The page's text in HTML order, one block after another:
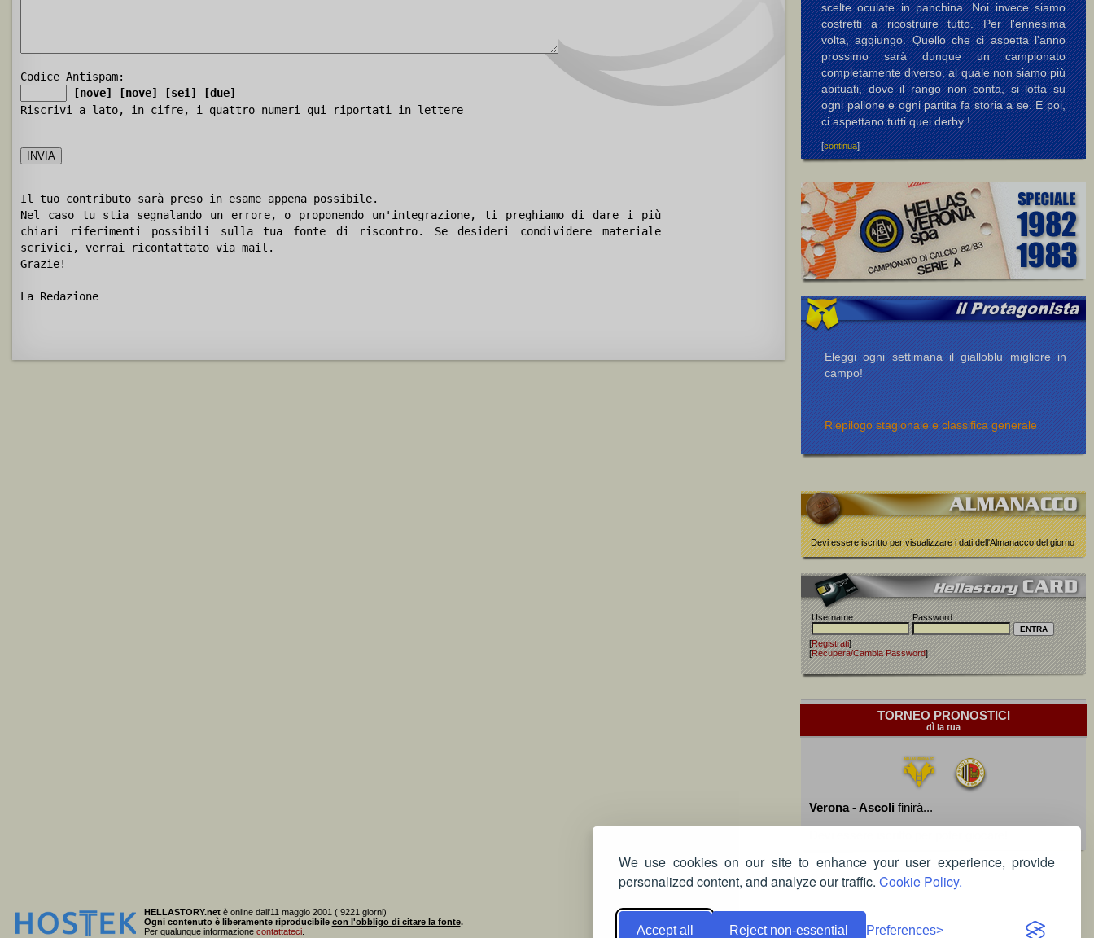
We use cookies on our site to enhance your user experience, provide
personalized content, and analyze our traffic. Cookie Policy.
Accept all Reject non-essential Preferences
Codice Antispam:
[nove]
[nove] [sei]
[due]
Riscrivi a lato, in cifre, i quattro numeri qui riportati in lettere
Il tuo contributo sarà preso in esame appena possibile.
Nel caso tu stia segnalando un errore, o proponendo un'integrazione, ti preghiamo di dare i più
chiari riferimenti possibili sulla tua fonte di riscontro. Se desideri condividere materiale
scrivici, verrai ricontattato via mail.
Grazie!
La Redazione
scelte oculate in panchina. Noi invece siamo
costretti a ricostruire tutto. Per l'ennesima
volta, aggiungo. Quello che ci aspetta l'anno
prossimo sarà dunque un campionato
completamente diverso, al quale non siamo più
abituati, dove il rango non conta, si lotta su
ogni pallone e ogni partita fa storia a se. E poi,
ci aspettano tutti quei derby !
[continua]
Eleggi ogni settimana il gialloblu migliore in
campo!
Riepilogo stagionale e classifica generale
Devi essere iscritto per visualizzare i dati dell'Almanacco del giorno
Username Password
[Registrati]
[Recupera/Cambia Password]
TORNEO PRONOSTICI
dì la tua
Verona - Ascoli finirà...
HELLASTORY.netè online dall'11 maggio 2001 ( 9221 giorni)
Ogni contenuto è liberamente riproducibile con l'obbligo di citare la fonte.
Per qualunque informazione contattateci.